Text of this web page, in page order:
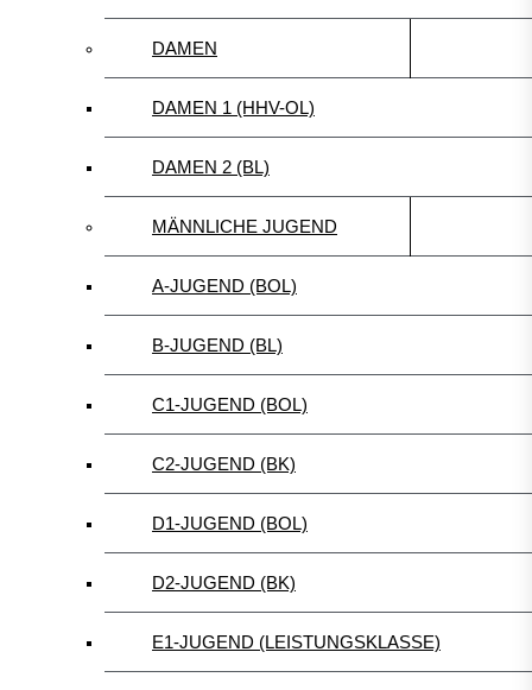
DAMEN
DAMEN 1 (HHV-OL)
DAMEN 2 (BL)
MÄNNLICHE JUGEND
A-JUGEND (BOL)
B-JUGEND (BL)
C1-JUGEND (BOL)
C2-JUGEND (BK)
D1-JUGEND (BOL)
D2-JUGEND (BK)
E1-JUGEND (LEISTUNGSKLASSE)